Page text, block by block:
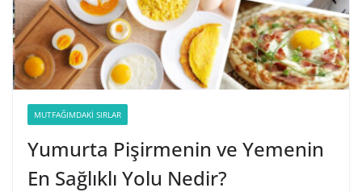
MUTFAĞIMDAKI SIRLAR
Yumurta Pişirmenin ve Yemenin
En Sağlıklı Yolu Nedir?